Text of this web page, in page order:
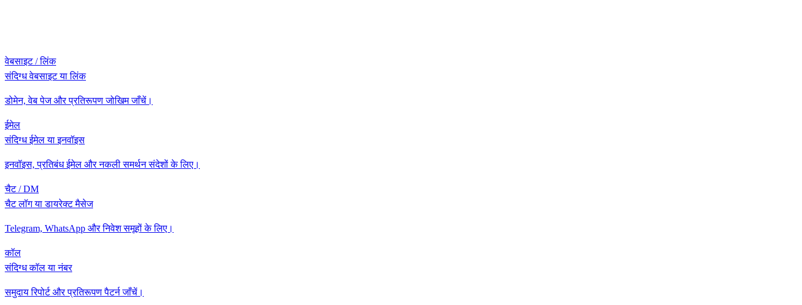
वेबसाइट / लिंक
संदिग्ध वेबसाइट या लिंक
डोमेन, वेब पेज और प्रतिरूपण जोखिम जाँचें।
ईमेल
संदिग्ध ईमेल या इनवॉइस
इनवॉइस, प्रतिबंध ईमेल और नकली समर्थन संदेशों के लिए।
चैट / DM
चैट लॉग या डायरेक्ट मैसेज
Telegram, WhatsApp और निवेश समूहों के लिए।
कॉल
संदिग्ध कॉल या नंबर
समुदाय रिपोर्ट और प्रतिरूपण पैटर्न जाँचें।